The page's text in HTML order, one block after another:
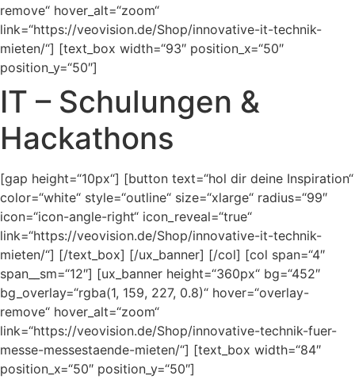
remove“ hover_alt=“zoom“
link=“https://veovision.de/Shop/innovative-it-technik-
mieten/“] [text_box width=“93″ position_x=“50″
position_y=“50″]
IT – Schulungen &
Hackathons
[gap height=“10px“] [button text=“hol dir deine Inspiration“
color=“white“ style=“outline“ size=“xlarge“ radius=“99″
icon=“icon-angle-right“ icon_reveal=“true“
link=“https://veovision.de/Shop/innovative-it-technik-
mieten/“] [/text_box] [/ux_banner] [/col] [col span=“4″
span__sm=“12″] [ux_banner height=“360px“ bg=“452″
bg_overlay=“rgba(1, 159, 227, 0.8)“ hover=“overlay-
remove“ hover_alt=“zoom“
link=“https://veovision.de/Shop/innovative-technik-fuer-
messe-messestaende-mieten/“] [text_box width=“84″
position_x=“50″ position_y=“50″]